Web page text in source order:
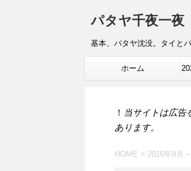
パタヤ千夜一夜
基本、パタヤ沈没。タイと
ホーム
！ 当サイトは広告
あります。
HOME > 2016年8月